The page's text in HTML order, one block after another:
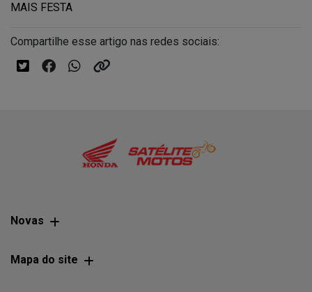
MAIS FESTA
Compartilhe esse artigo nas redes sociais:
Novas
Mapa do site